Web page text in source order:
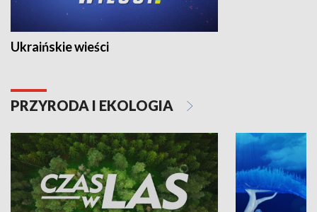
Ukraińskie wieści
PRZYRODA I EKOLOGIA